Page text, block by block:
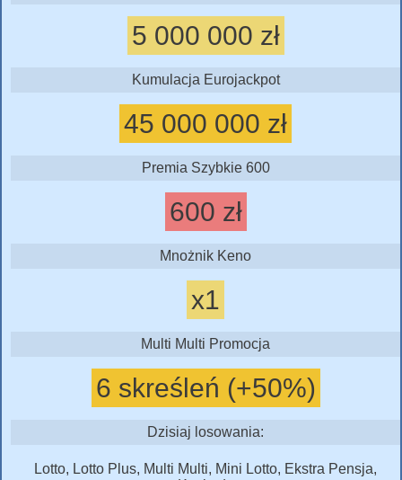
5 000 000 zł
Kumulacja Eurojackpot
45 000 000 zł
Premia Szybkie 600
600 zł
Mnożnik Keno
x1
Multi Multi Promocja
6 skreśleń (+50%)
Dzisiaj losowania:
Lotto, Lotto Plus, Multi Multi, Mini Lotto, Ekstra Pensja,